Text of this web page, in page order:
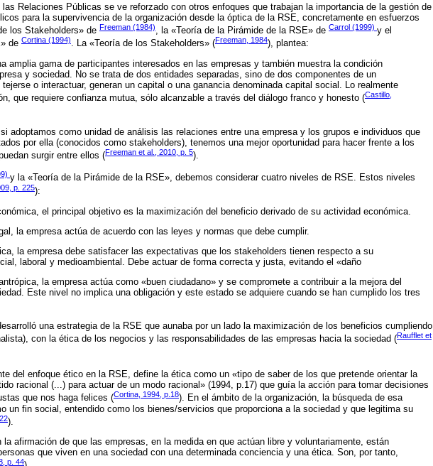
Relaciones Públicas se ve reforzado con otros enfoques que trabajan la importancia de la gestión de
para la supervivencia de la organización desde la óptica de la RSE, concretamente en esfuerzos
los Stakeholders» de Freeman (1984), la «Teoría de la Pirámide de la RSE» de Carrol (1999) y el
de Cortina (1994). La «Teoría de los Stakeholders» (Freeman, 1984), plantea:
amplia gama de participantes interesados en las empresas y también muestra la condición
y sociedad. No se trata de dos entidades separadas, sino de dos componentes de un
o interactuar, generan un capital o una ganancia denominada capital social. Lo realmente
que requiere confianza mutua, sólo alcanzable a través del diálogo franco y honesto (Castillo,
adoptamos como unidad de análisis las relaciones entre una empresa y los grupos e individuos que
por ella (conocidos como stakeholders), tenemos una mejor oportunidad para hacer frente a los
surgir entre ellos (Freeman et al., 2010, p. 5).
y la «Teoría de la Pirámide de la RSE», debemos considerar cuatro niveles de RSE. Estos niveles
p. 225):
el principal objetivo es la maximización del beneficio derivado de su actividad económica.
la empresa actúa de acuerdo con las leyes y normas que debe cumplir.
la empresa debe satisfacer las expectativas que los stakeholders tienen respecto a su
laboral y medioambiental. Debe actuar de forma correcta y justa, evitando el «daño
la empresa actúa como «buen ciudadano» y se compromete a contribuir a la mejora del
Este nivel no implica una obligación y este estado se adquiere cuando se han cumplido los tres
una estrategia de la RSE que aunaba por un lado la maximización de los beneficios cumpliendo
con la ética de los negocios y las responsabilidades de las empresas hacia la sociedad (Raufflet et
del enfoque ético en la RSE, define la ética como un «tipo de saber de los que pretende orientar la
racional (...) para actuar de un modo racional» (1994, p.17) que guía la acción para tomar decisiones
que nos haga felices (Cortina, 1994, p.18). En el ámbito de la organización, la búsqueda de esa
un fin social, entendido como los bienes/servicios que proporciona a la sociedad y que legitima su
).
la afirmación de que las empresas, en la medida en que actúan libre y voluntariamente, están
que viven en una sociedad con una determinada conciencia y una ética. Son, por tanto,
p. 44